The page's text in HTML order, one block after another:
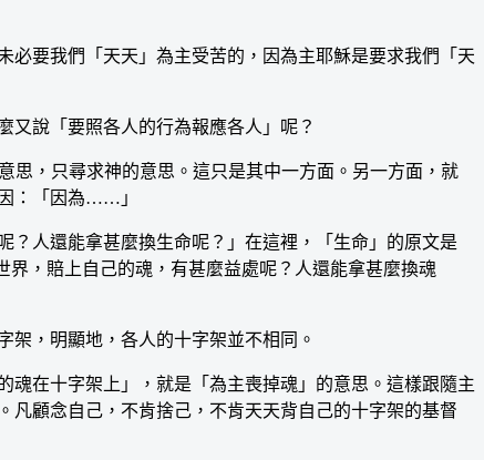
要我們「天天」為主受苦的，因為主耶穌是要求我們「天
說「要照各人的行為報應各人」呢？
，只尋求神的意思。這只是其中一方面。另一方面，就
：「因為……」
人還能拿甚麼換生命呢？」在這裡，「生命」的原文是
界，賠上自己的魂，有甚麼益處呢？人還能拿甚麼換魂
，明顯地，各人的十字架並不相同。
在十字架上」，就是「為主喪掉魂」的意思。這樣跟隨主
顧念自己，不肯捨己，不肯天天背自己的十字架的基督